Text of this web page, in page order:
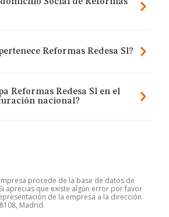
Reformas Redesa Sl?
Reformas Redesa Sl en el
nacional?
procede de la base de datos de
Si aprecias que existe algún error por favor
de la empresa a la dirección
Madrid.